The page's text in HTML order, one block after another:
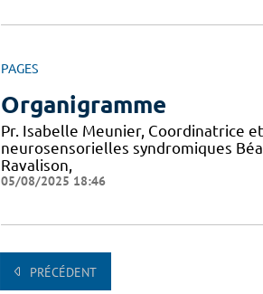
PAGES
Organigramme
Pr. Isabelle Meunier, Coordinatrice
neurosensorielles syndromiques
Ravalison,
05/08/2025 18:46
PRÉCÉDENT